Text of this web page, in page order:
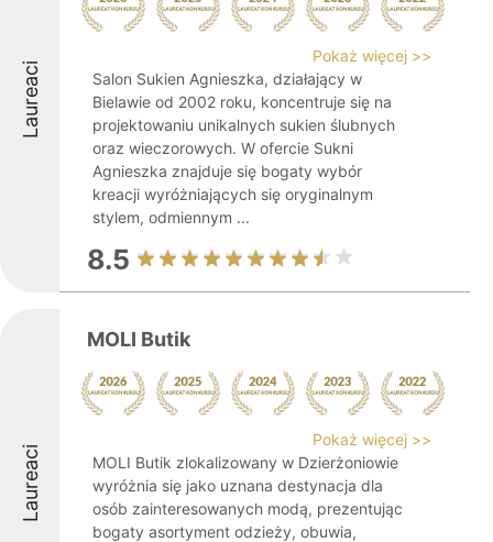
Laureaci
Pokaż więcej >>
Salon Sukien Agnieszka, działający w
Bielawie od 2002 roku, koncentruje się na
projektowaniu unikalnych sukien ślubnych
oraz wieczorowych. W ofercie Sukni
Agnieszka znajduje się bogaty wybór
kreacji wyróżniających się oryginalnym
stylem, odmiennym ...
8.5
Laureaci
MOLI Butik
Pokaż więcej >>
MOLI Butik zlokalizowany w Dzierżoniowie
wyróżnia się jako uznana destynacja dla
osób zainteresowanych modą, prezentując
bogaty asortyment odzieży, obuwia,